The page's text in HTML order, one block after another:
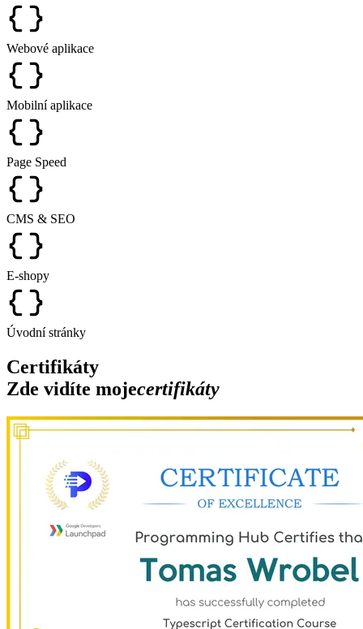
Webové aplikace
Mobilní aplikace
Page Speed
CMS & SEO
E-shopy
Úvodní stránky
Certifikáty
Zde vidíte mojecertifikáty